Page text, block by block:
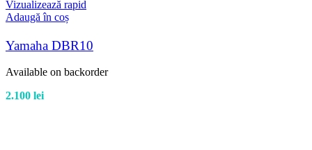
Vizualizează rapid
Adaugă în coș
Yamaha DBR10
Available on backorder
2.100 lei